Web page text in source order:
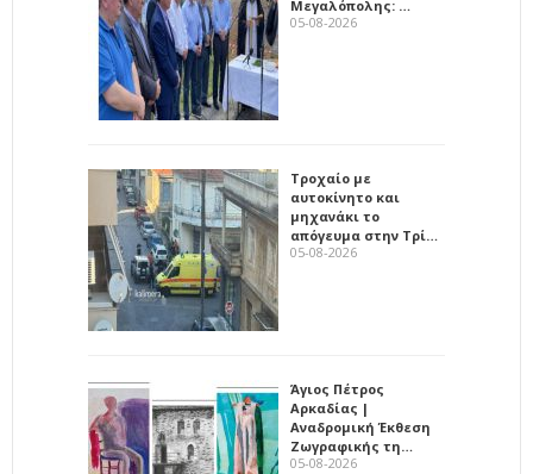
Μεγαλόπολης: …
05-08-2026
Τροχαίο με
αυτοκίνητο και
μηχανάκι το
απόγευμα στην Τρί…
05-08-2026
Άγιος Πέτρος
Αρκαδίας |
Αναδρομική Έκθεση
Ζωγραφικής τη…
05-08-2026